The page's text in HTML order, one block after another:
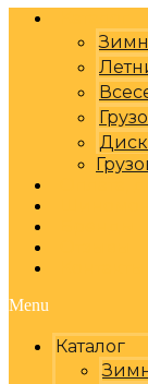
Menu
Каталог